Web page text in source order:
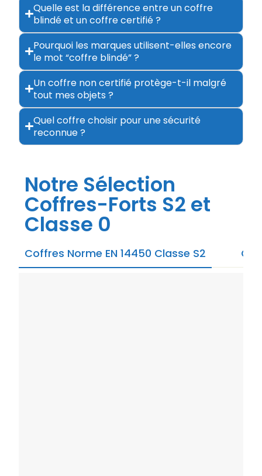
Quelle est la différence entre un coffre
blindé et un coffre certifié ?
Pourquoi les marques utilisent-elles encore
le mot “coffre blindé” ?
Un coffre non certifié protège-t-il malgré
tout mes objets ?
Quel coffre choisir pour une sécurité
reconnue ?
Notre Sélection
Coffres-Forts S2 et
Classe 0
Coffres Norme EN 14450 Classe S2